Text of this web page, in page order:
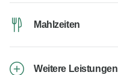
Mahlzeiten
Weitere Leistungen